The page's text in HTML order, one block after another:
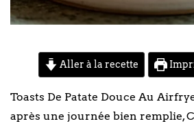
Aller à la recette
Toasts De Patate Douce Au
après une journée bien remplie,